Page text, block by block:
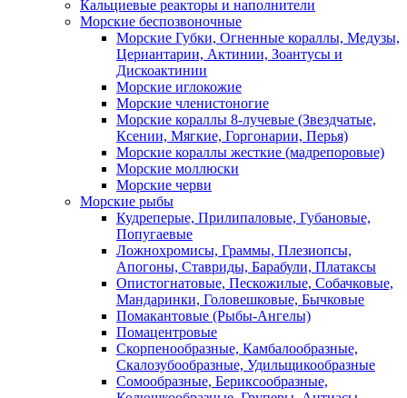
Кальциевые реакторы и наполнители
Морские беспозвоночные
Морские Губки, Огненные кораллы, Медузы,
Цериантарии, Актинии, Зоантусы и
Дискоактинии
Морские иглокожие
Морские членистоногие
Морские кораллы 8-лучевые (Звездчатые,
Ксении, Мягкие, Горгонарии, Перья)
Морские кораллы жесткие (мадрепоровые)
Морские моллюски
Морские черви
Морские рыбы
Кудреперые, Прилипаловые, Губановые,
Попугаевые
Ложнохромисы, Граммы, Плезиопсы,
Апогоны, Ставриды, Барабули, Платаксы
Опистогнатовые, Пескожилые, Собачковые,
Мандаринки, Головешковые, Бычковые
Помакантовые (Рыбы-Ангелы)
Помацентровые
Скорпенообразные, Камбалообразные,
Скалозубообразные, Удильщикообразные
Сомообразные, Бериксообразные,